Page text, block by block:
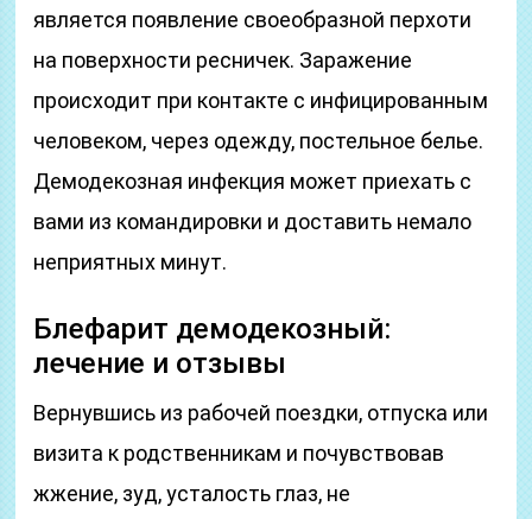
является появление своеобразной перхоти
на поверхности ресничек. Заражение
происходит при контакте с инфицированным
человеком, через одежду, постельное белье.
Демодекозная инфекция может приехать с
вами из командировки и доставить немало
неприятных минут.
Блефарит демодекозный:
лечение и отзывы
Вернувшись из рабочей поездки, отпуска или
визита к родственникам и почувствовав
жжение, зуд, усталость глаз, не